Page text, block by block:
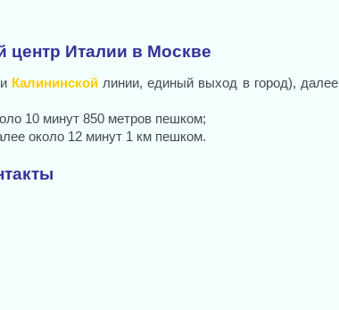
центр Италии в Москве
Калининскойлинии, единый выход в город), далее
10 минут 850 метров пешком;
около 12 минут 1 км пешком.